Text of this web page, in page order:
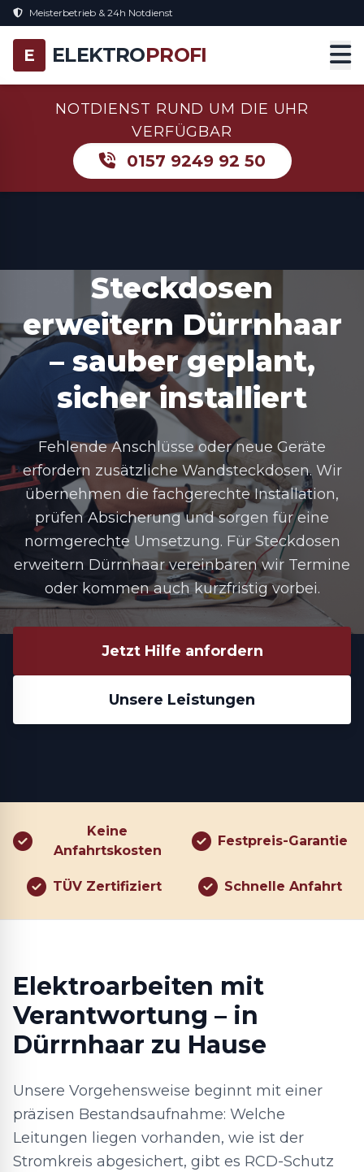
Meisterbetrieb & 24h Notdienst
E ELEKTROPROFI
NOTDIENST RUND UM DIE UHR
VERFÜGBAR
0157 9249 92 50
Steckdosen
erweitern Dürrnhaar
– sauber geplant,
sicher installiert
Fehlende Anschlüsse oder neue Geräte
erfordern zusätzliche Wandsteckdosen. Wir
übernehmen die fachgerechte Installation,
prüfen Absicherung und sorgen für eine
normgerechte Umsetzung. Für Steckdosen
erweitern Dürrnhaar vereinbaren wir Termine
oder kommen auch kurzfristig vorbei.
Jetzt Hilfe anfordern
Unsere Leistungen
Keine
Anfahrtskosten
Festpreis-Garantie
TÜV Zertifiziert Schnelle Anfahrt
Elektroarbeiten mit
Verantwortung – in
Dürrnhaar zu Hause
Unsere Vorgehensweise beginnt mit einer
präzisen Bestandsaufnahme: Welche
Leitungen liegen vorhanden, wie ist der
Stromkreis abgesichert, gibt es RCD-Schutz